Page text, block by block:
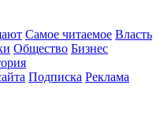
Самое читаемое Власть
Общество Бизнес
Подписка Реклама